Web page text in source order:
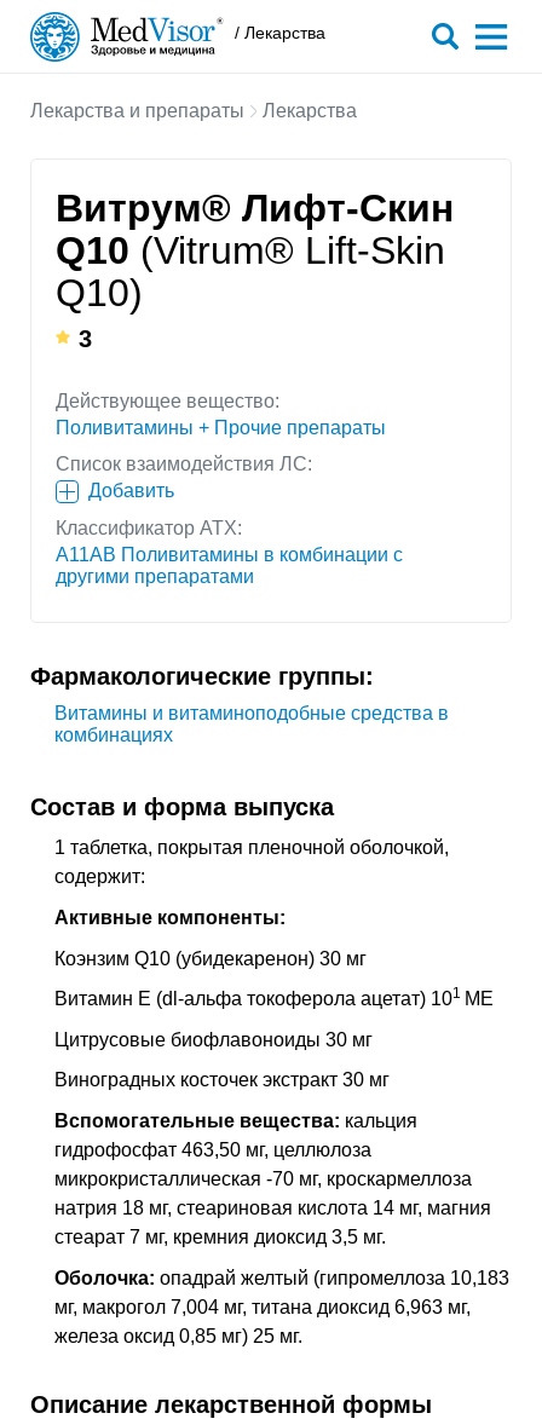
/ Лекарства
Лекарства и препараты Лекарства
Витрум® Лифт-Скин
Q10 (Vitrum® Lift-Skin
Q10)
3
Действующее вещество:
Поливитамины + Прочие препараты
Список взаимодействия ЛС:
Добавить
Классификатор АТХ:
A11AB Поливитамины в комбинации с
другими препаратами
Фармакологические группы:
Витамины и витаминоподобные средства в
комбинациях
Состав и форма выпуска
1 таблетка, покрытая пленочной оболочкой,
содержит:
Активные компоненты:
Коэнзим Q10 (убидекаренон) 30 мг
Витамин Е (dl-альфа токоферола ацетат) 101 ME
Цитрусовые биофлавоноиды 30 мг
Виноградных косточек экстракт 30 мг
Вспомогательные вещества: кальция
гидрофосфат 463,50 мг, целлюлоза
микрокристаллическая -70 мг, кроскармеллоза
натрия 18 мг, стеариновая кислота 14 мг, магния
стеарат 7 мг, кремния диоксид 3,5 мг.
Оболочка: опадрай желтый (гипромеллоза 10,183
мг, макрогол 7,004 мг, титана диоксид 6,963 мг,
железа оксид 0,85 мг) 25 мг.
Описание лекарственной формы